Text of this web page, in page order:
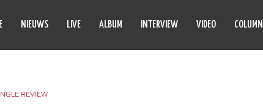
NIEUWS LIVE ALBUM INTERVIEW VIDEO COLUMN
REVIEW